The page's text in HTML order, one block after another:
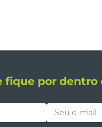
fique por dentro